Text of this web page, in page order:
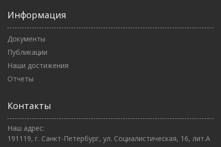
Информация
Документы
Публикации
Наши достижения
Отчеты
Контакты
Наш адрес:
191119, г. Санкт-Петербург, ул. Социалистическая, 16, лит.А